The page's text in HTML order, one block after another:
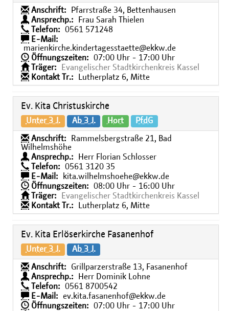
Anschrift:
Pfarrstraße 34, Bettenhausen
Ansprechp.:
Frau Sarah Thielen
Telefon:
0561 571248
E-Mail:
marienkirche.kindertagesstaette@ekkw.de
Öffnungszeiten:
07:00 Uhr - 17:00 Uhr
Träger:
Evangelischer Stadtkirchenkreis Kassel
Kontakt Tr.:
Lutherplatz 6, Mitte
Ev. Kita Christuskirche
Unter 3 J. Ab 3 J. Hort PfdG
Anschrift:
Rammelsbergstraße 21, Bad
Wilhelmshöhe
Ansprechp.:
Herr Florian Schlosser
Telefon:
0561 3120 35
E-Mail:
kita.wilhelmshoehe@ekkw.de
Öffnungszeiten:
08:00 Uhr - 16:00 Uhr
Träger:
Evangelischer Stadtkirchenkreis Kassel
Kontakt Tr.:
Lutherplatz 6, Mitte
Ev. Kita Erlöserkirche Fasanenhof
Unter 3 J. Ab 3 J.
Anschrift:
Grillparzerstraße 13, Fasanenhof
Ansprechp.:
Herr Dominik Lohne
Telefon:
0561 8700542
E-Mail:
ev.kita.fasanenhof@ekkw.de
Öffnungszeiten:
07:00 Uhr - 17:00 Uhr